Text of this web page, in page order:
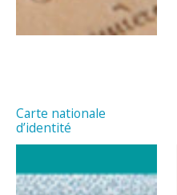
Carte nationale
d’identité